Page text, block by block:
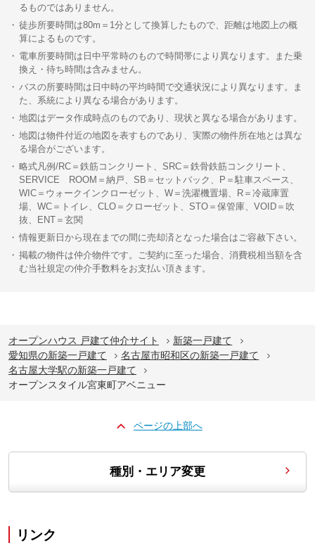
るものではありません。
徒歩所要時間は80m＝1分として換算したもので、距離は地図上の概
算によるものです。
電車所要時間は日中平常時のもので時間帯により異なります。また乗
換え・待ち時間は含みません。
バスの所要時間は日中時の平均時間で交通状況により異なります。ま
た、系統により異なる場合があります。
地図はデータ作成時点のものであり、現状と異なる場合があります。
地図は物件付近の地図を表すものであり、実際の物件所在地とは異な
る場合がございます。
略式凡例/RC＝鉄筋コンクリート、SRC＝鉄骨鉄筋コンクリート、
SERVICE ROOM＝納戸、SB＝セットバック、P＝駐車スペース、
WIC＝ウォークインクローゼット、W＝洗濯機置場、R＝冷蔵庫置
場、WC＝トイレ、CLO＝クローゼット、STO＝保管庫、VOID＝吹
抜、ENT＝玄関
情報更新日から現在までの間に売却済となった場合はご容赦下さい。
掲載の物件は仲介物件です。ご契約に至った場合、消費税相当額を含
む当社規定の仲介手数料をお支払い頂きます。
オープンハウス 戸建て仲介サイト
新築一戸建て
愛知県の新築一戸建て
名古屋市昭和区の新築一戸建て
名古屋大学駅の新築一戸建て
オープンスタイル宮東町アベニュー
ページの上部へ
種別・エリア変更
リンク